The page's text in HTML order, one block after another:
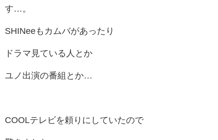
す…。
SHINeeもカムバがあったり
ドラマ見ている人とか
ユノ出演の番組とか…
COOLテレビを頼りにしていたので